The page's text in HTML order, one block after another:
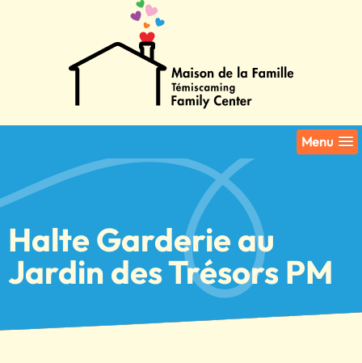
Menu
Halte Garderie au
Jardin des Trésors PM